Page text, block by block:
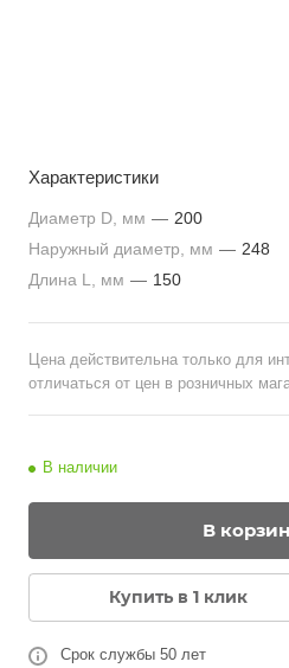
Характеристики
Диаметр D, мм — 200
Наружный диаметр, мм — 248
Длина L, мм — 150
Цена действительна только для
отличаться от цен в розничных
В наличии
В
Купить в 1 клик
Срок службы 50 лет